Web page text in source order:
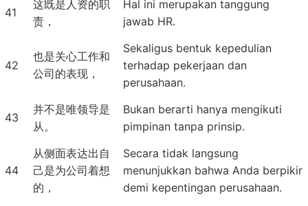
41
这既是人资的职
责，
Hal ini merupakan tanggung
jawab HR.
42
也是关心工作和
公司的表现，
Sekaligus bentuk kepedulian
terhadap pekerjaan dan
perusahaan.
43
并不是唯领导是
从。
Bukan berarti hanya mengikuti
pimpinan tanpa prinsip.
44
从侧面表达出自
己是为公司着想
的，
Secara tidak langsung
menunjukkan bahwa Anda berpikir
demi kepentingan perusahaan.